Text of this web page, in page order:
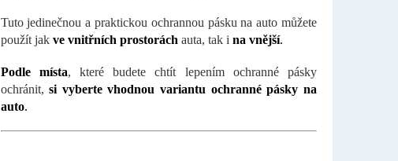
Tuto jedinečnou a praktickou ochrannou pásku na auto můžete
použít jak ve vnitřních prostoráchauta, tak i na vnější.
Podle místa, které budete chtít lepením ochranné pásky
ochránit,si vyberte vhodnou variantu ochranné pásky na
auto.